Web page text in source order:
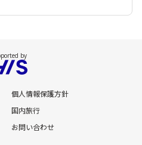
個人情報保護方針
国内旅行
お問い合わせ